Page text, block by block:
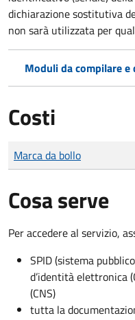
dichiarazione sostitutiva
non sarà utilizzata per
Moduli da compilare
Costi
Tipo di pagamento
Importo
Marca da bollo
Cosa serve
Per accedere al servizio,
SPID (sistema
d’identità elettronica
(CNS)
tutta la